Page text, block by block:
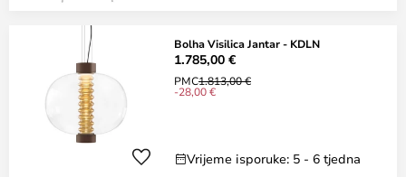
Bolha Visilica Jantar - KDLN
1.785,00 €
PMC1.813,00 €
-28,00 €
Vrijeme isporuke: 5 - 6 tjedna